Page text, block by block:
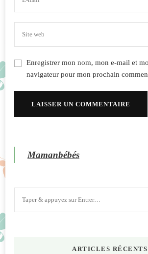
Enregistrer mon nom, mon e-mail et
navigateur pour mon prochain
Mamanbébés
ARTICLES RÉCENTS